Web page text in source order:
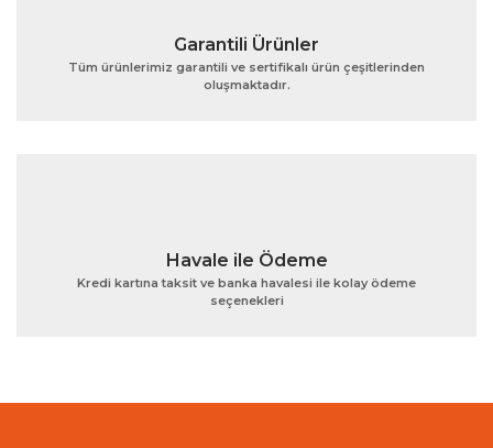
Gönder
Garantili Ürünler
Tüm ürünlerimiz garantili ve sertifikalı ürün çeşitlerinden
oluşmaktadır.
Havale ile Ödeme
Kredi kartına taksit ve banka havalesi ile kolay ödeme
seçenekleri